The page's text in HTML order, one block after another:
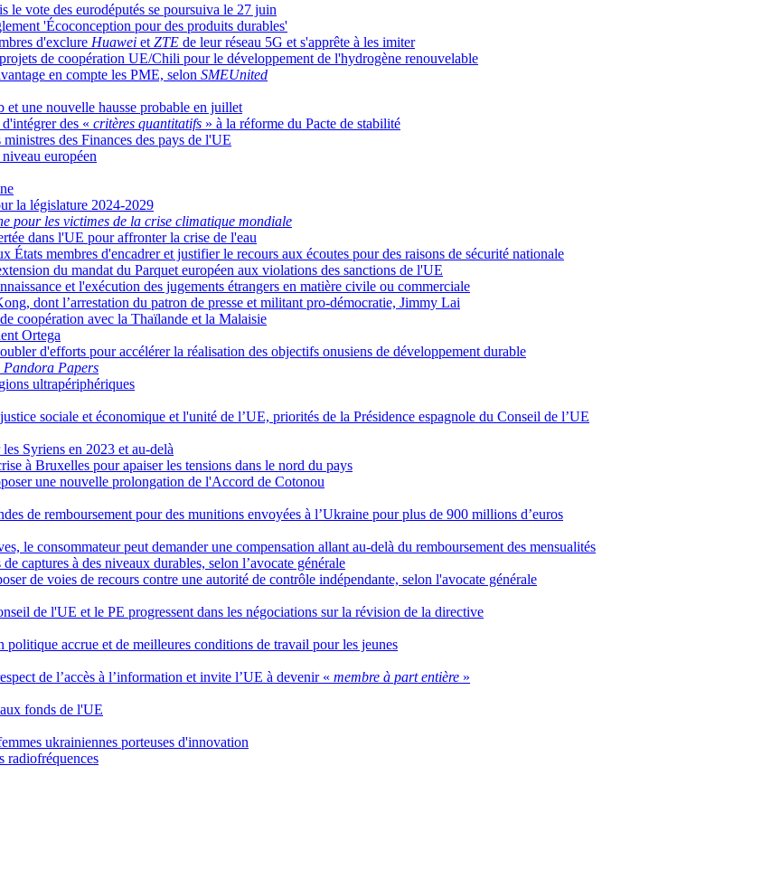
le vote des eurodéputés se poursuiva le 27 juin
'Écoconception pour des produits durables'
d'exclure Huawei et ZTE de leur réseau 5G et s'apprête à les imiter
de coopération UE/Chili pour le développement de l'hydrogène renouvelable
en compte les PME, selon SMEUnited
et une nouvelle hausse probable en juillet
des « critères quantitatifs » à la réforme du Pacte de stabilité
des Finances des pays de l'UE
européen
la législature 2024-2029
pour les victimes de la crise climatique mondiale
dans l'UE pour affronter la crise de l'eau
États membres d'encadrer et justifier le recours aux écoutes pour des raisons de sécurité nationale
du mandat du Parquet européen aux violations des sanctions de l'UE
et l'exécution des jugements étrangers en matière civile ou commerciale
dont l’arrestation du patron de presse et militant pro-démocratie, Jimmy Lai
coopération avec la Thaïlande et la Malaisie
Ortega
d'efforts pour accélérer la réalisation des objectifs onusiens de développement durable
Pandora Papers
ultrapériphériques
sociale et économique et l'unité de l’UE, priorités de la Présidence espagnole du Conseil de l’UE
Syriens en 2023 et au-delà
à Bruxelles pour apaiser les tensions dans le nord du pays
une nouvelle prolongation de l'Accord de Cotonou
de remboursement pour des munitions envoyées à l’Ukraine pour plus de 900 millions d’euros
le consommateur peut demander une compensation allant au-delà du remboursement des mensualités
captures à des niveaux durables, selon l’avocate générale
de voies de recours contre une autorité de contrôle indépendante, selon l'avocate générale
de l'UE et le PE progressent dans les négociations sur la révision de la directive
accrue et de meilleures conditions de travail pour les jeunes
de l’accès à l’information et invite l’UE à devenir « membre à part entière »
fonds de l'UE
ukrainiennes porteuses d'innovation
radiofréquences